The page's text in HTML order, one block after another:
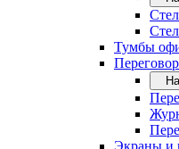
Тумбы
Экраны и